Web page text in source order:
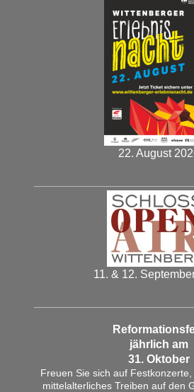
22. August
11. & 12.
jährlich am
31. Oktober
Freuen Sie sich auf
mittelalterliches Treiben auf den